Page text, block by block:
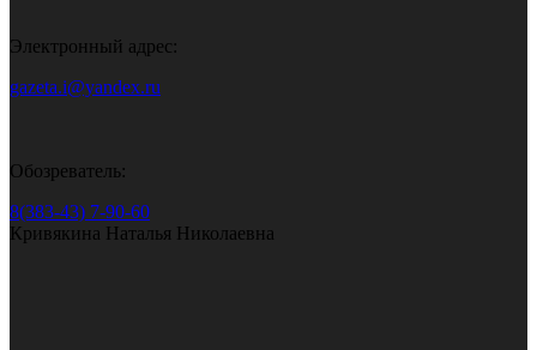
Электронный адрес:
gazeta.i@yandex.ru
Обозреватель:
8(383-43) 7-90-60
Кривякина Наталья Николаевна